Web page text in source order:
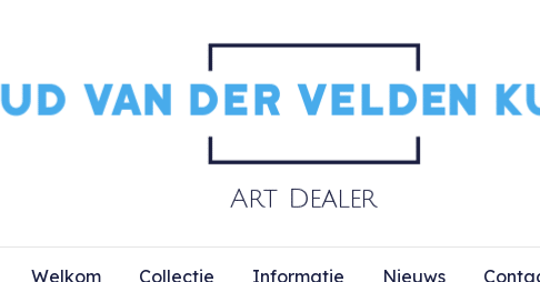
Welkom Collectie Informatie Nieuws